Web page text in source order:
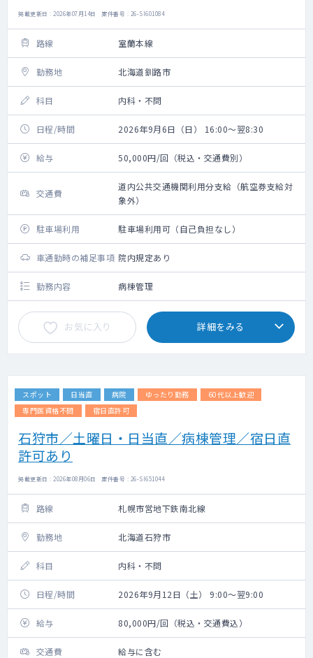
掲載更新日 : 2026年07月14日 案件番号 : 26-SI601084
路線 室蘭本線
勤務地 北海道釧路市
科目 内科・不問
日程/時間 2026年9月6日（日） 16:00～翌8:30
給与 50,000円/回（税込・交通費別）
交通費
道内公共交通機関利用分支給（航空券支給対
象外）
駐車場利用 駐車場利用可（自己負担なし）
車通勤時の補足事項 院内規定あり
勤務内容 病棟管理
お気に入り 詳細をみる
スポット 日当直 病院 ゆったり勤務
60代以上歓迎
専門医資格不問
宿日直許可
石狩市／土曜日・日当直／病棟管理／宿日直
許可あり
掲載更新日 : 2026年08月06日 案件番号 : 26-SI651044
路線 札幌市営地下鉄南北線
勤務地 北海道石狩市
科目 内科・不問
日程/時間 2026年9月12日（土） 9:00～翌9:00
給与 80,000円/回（税込・交通費込）
交通費 給与に含む